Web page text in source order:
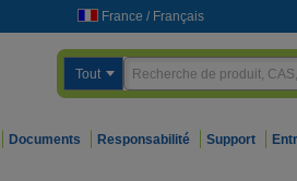
France / Français
Tout
Documents Responsabilité Support